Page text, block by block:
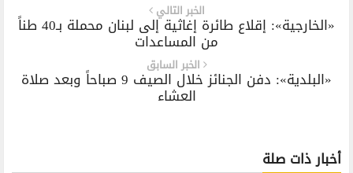
الخبر التالي
«الخارجية»: إقلاع طائرة إغاثية إلى لبنان محملة بـ40 طناً
من المساعدات
الخبر السابق
«البلدية»: دفن الجنائز خلال الصيف 9 صباحاً وبعد صلاة
العشاء
أخبار ذات صلة